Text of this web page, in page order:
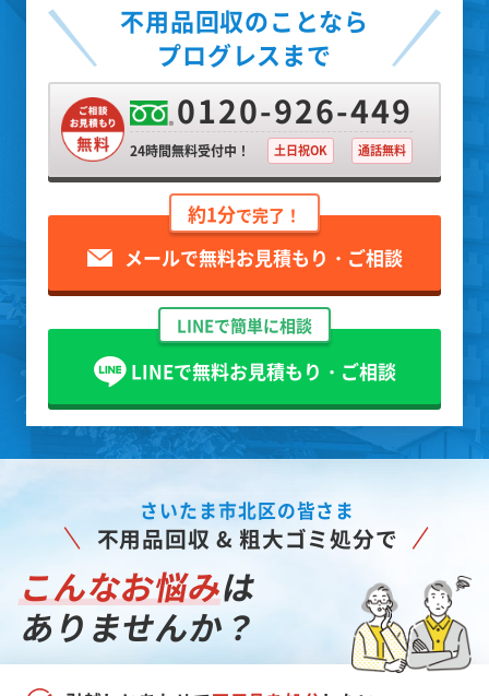
不用品回収のことなら
プログレスまで
0120-926-449
24時間無料受付中！ 土日祝OK 通話無料
約1分で完了！
メールで無料お見積もり・ご相談
LINEで簡単に相談
LINEで無料お見積もり・ご相談
さいたま市北区の皆さま
不用品回収 & 粗大ゴミ処分で
こんなお悩みは
ありませんか？